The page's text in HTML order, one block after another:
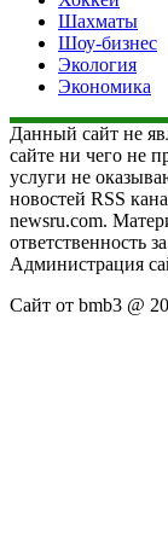
Шахматы
Шоу-бизнес
Экология
Экономика
Данный сайт не
сайте ни чего не
услуги не
новостей RSS
newsru.com.
ответственность
Администрация
Сайт от bmb3 @